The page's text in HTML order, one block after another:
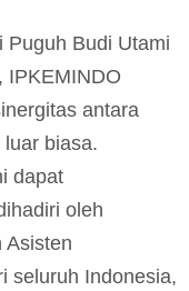
Puguh Budi Utami
IPKEMINDO
antara
biasa.
dapat
oleh
Asisten
seluruh Indonesia,